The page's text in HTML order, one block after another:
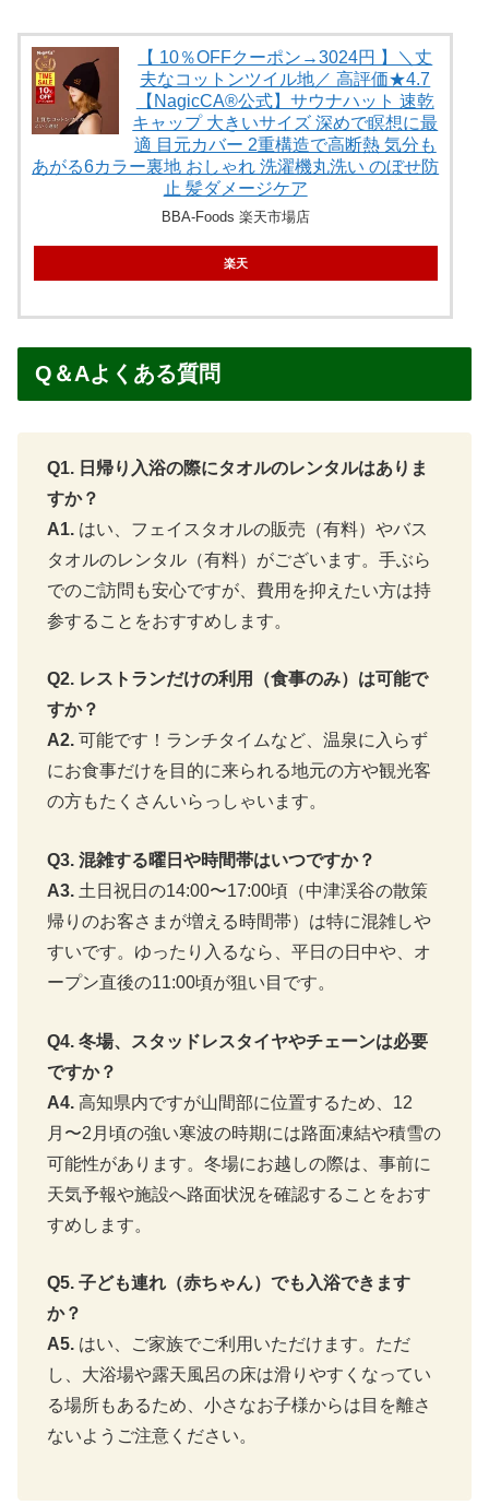
【 10％OFFクーポン→3024円 】＼丈
夫なコットンツイル地／ 高評価★4.7
【NagicCA®公式】サウナハット 速乾
キャップ 大きいサイズ 深めで瞑想に最
適 目元カバー 2重構造で高断熱 気分も
あがる6カラー裏地 おしゃれ 洗濯機丸洗い のぼせ防
止 髪ダメージケア
BBA-Foods 楽天市場店
楽天
Q＆Aよくある質問
Q1. 日帰り入浴の際にタオルのレンタルはありま
すか？
A1. はい、フェイスタオルの販売（有料）やバス
タオルのレンタル（有料）がございます。手ぶら
でのご訪問も安心ですが、費用を抑えたい方は持
参することをおすすめします。
Q2. レストランだけの利用（食事のみ）は可能で
すか？
A2. 可能です！ランチタイムなど、温泉に入らず
にお食事だけを目的に来られる地元の方や観光客
の方もたくさんいらっしゃいます。
Q3. 混雑する曜日や時間帯はいつですか？
A3. 土日祝日の14:00〜17:00頃（中津渓谷の散策
帰りのお客さまが増える時間帯）は特に混雑しや
すいです。ゆったり入るなら、平日の日中や、オ
ープン直後の11:00頃が狙い目です。
Q4. 冬場、スタッドレスタイヤやチェーンは必要
ですか？
A4. 高知県内ですが山間部に位置するため、12
月〜2月頃の強い寒波の時期には路面凍結や積雪の
可能性があります。冬場にお越しの際は、事前に
天気予報や施設へ路面状況を確認することをおす
すめします。
Q5. 子ども連れ（赤ちゃん）でも入浴できます
か？
A5. はい、ご家族でご利用いただけます。ただ
し、大浴場や露天風呂の床は滑りやすくなってい
る場所もあるため、小さなお子様からは目を離さ
ないようご注意ください。